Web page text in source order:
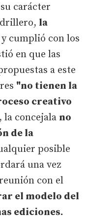
carácter
la
y cumplió con los
en que las
a este
"no tienen la
creativo
la concejala no
de la
posible
una vez
con el
el modelo del
ediciones.